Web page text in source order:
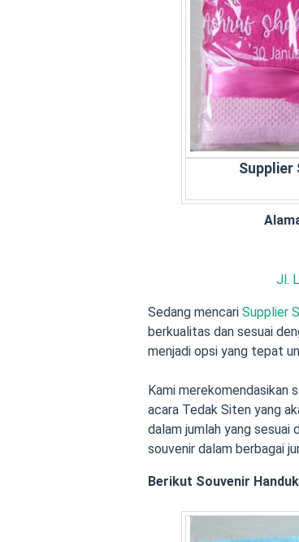
Supplier
Jl.
Sedang mencari Supplier
berkualitas dan sesuai
menjadi opsi yang tepat
Kami merekomendasikan
acara Tedak Siten yang
dalam jumlah yang sesuai
souvenir dalam berbagai
Berikut Souvenir